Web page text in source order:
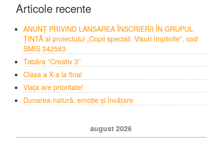
Articole recente
ANUNȚ PRIVIND LANSAREA ÎNSCRIERII ÎN GRUPUL
ȚINTĂ al proiectului „Copii speciali. Visuri împlinite”, cod
SMIS 342583
Tabăra ”Creativ 3”
Clasa a X-a la final
Viața are prioritate!
Dunarea-natură, emoție și învățare
august 2026